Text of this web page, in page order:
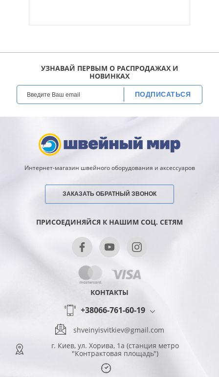
УЗНАВАЙ ПЕРВЫМ О РАСПРОДАЖАХ И
НОВИНКАХ
ПОДПИСАТЬСЯ
Интернет-магазин швейного оборудования и аксессуаров
ЗАКАЗАТЬ ОБРАТНЫЙ ЗВОНОК
ПРИСОЕДИНЯЙСЯ К НАШИМ СОЦ. СЕТЯМ
КОНТАКТЫ
+38066-761-60-19
shveinyisvitkiev@gmail.com
г. Киев, ул. Хорива, 1а (станция метро
"Контрактовая площадь")